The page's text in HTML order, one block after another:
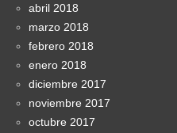
abril 2018
marzo 2018
febrero 2018
enero 2018
diciembre 2017
noviembre 2017
octubre 2017